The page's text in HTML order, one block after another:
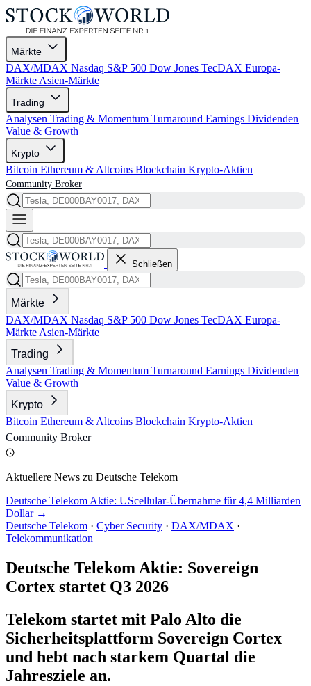
Märkte
DAX/MDAX Nasdaq S&P 500 Dow Jones TecDAX Europa-
Märkte Asien-Märkte
Trading
Analysen Trading & Momentum Turnaround Earnings Dividenden
Value & Growth
Krypto
Bitcoin Ethereum & Altcoins Blockchain Krypto-Aktien
Community Broker
Schließen
Märkte
DAX/MDAX Nasdaq S&P 500 Dow Jones TecDAX Europa-
Märkte Asien-Märkte
Trading
Analysen Trading & Momentum Turnaround Earnings Dividenden
Value & Growth
Krypto
Bitcoin Ethereum & Altcoins Blockchain Krypto-Aktien
Community Broker
Aktuellere News zu Deutsche Telekom
Deutsche Telekom Aktie: UScellular-Übernahme für 4,4 Milliarden
Dollar →
Deutsche Telekom · Cyber Security · DAX/MDAX ·
Telekommunikation
Deutsche Telekom Aktie: Sovereign
Cortex startet Q3 2026
Telekom startet mit Palo Alto die
Sicherheitsplattform Sovereign Cortex
und hebt nach starkem Quartal die
Jahresziele an.